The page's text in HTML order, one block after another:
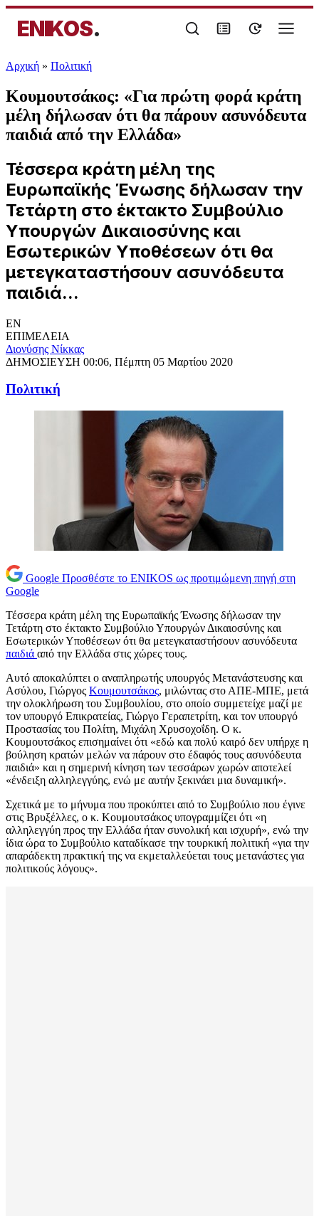
ENIKOS.
Αρχική » Πολιτική
Κουμουτσάκος: «Για πρώτη φορά κράτη
μέλη δήλωσαν ότι θα πάρουν ασυνόδευτα
παιδιά από την Ελλάδα»
Τέσσερα κράτη μέλη της
Ευρωπαϊκής Ένωσης δήλωσαν την
Τετάρτη στο έκτακτο Συμβούλιο
Υπουργών Δικαιοσύνης και
Εσωτερικών Υποθέσεων ότι θα
μετεγκαταστήσουν ασυνόδευτα
παιδιά...
EN
ΕΠΙΜΕΛΕΙΑ
Διονύσης Νίκκας
ΔΗΜΟΣΙΕΥΣΗ 00:06, Πέμπτη 05 Μαρτίου 2020
Πολιτική
Google Προσθέστε το ENIKOS ως προτιμώμενη πηγή στη
Google
Τέσσερα κράτη μέλη της Ευρωπαϊκής Ένωσης δήλωσαν την
Τετάρτη στο έκτακτο Συμβούλιο Υπουργών Δικαιοσύνης και
Εσωτερικών Υποθέσεων ότι θα μετεγκαταστήσουν ασυνόδευτα
παιδιά από την Ελλάδα στις χώρες τους.
Αυτό αποκαλύπτει ο αναπληρωτής υπουργός Μετανάστευσης και
Ασύλου, Γιώργος Κουμουτσάκος, μιλώντας στο ΑΠΕ-ΜΠΕ, μετά
την ολοκλήρωση του Συμβουλίου, στο οποίο συμμετείχε μαζί με
τον υπουργό Επικρατείας, Γιώργο Γεραπετρίτη, και τον υπουργό
Προστασίας του Πολίτη, Μιχάλη Χρυσοχοΐδη. Ο κ.
Κουμουτσάκος επισημαίνει ότι «εδώ και πολύ καιρό δεν υπήρχε η
βούληση κρατών μελών να πάρουν στο έδαφός τους ασυνόδευτα
παιδιά» και η σημερινή κίνηση των τεσσάρων χωρών αποτελεί
«ένδειξη αλληλεγγύης, ενώ με αυτήν ξεκινάει μια δυναμική».
Σχετικά με το μήνυμα που προκύπτει από το Συμβούλιο που έγινε
στις Βρυξέλλες, ο κ. Κουμουτσάκος υπογραμμίζει ότι «η
αλληλεγγύη προς την Ελλάδα ήταν συνολική και ισχυρή», ενώ την
ίδια ώρα το Συμβούλιο καταδίκασε την τουρκική πολιτική «για την
απαράδεκτη πρακτική της να εκμεταλλεύεται τους μετανάστες για
πολιτικούς λόγους».